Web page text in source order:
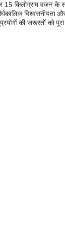
15 किलोग्राम वजन
विश्वसनीयता
की जरूरतों को